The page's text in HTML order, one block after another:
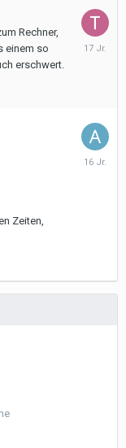
Rechner,
einem so
erschwert.
4.
Zeiten,
3.